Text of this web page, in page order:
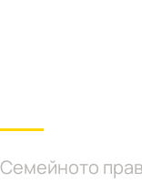
Семейното